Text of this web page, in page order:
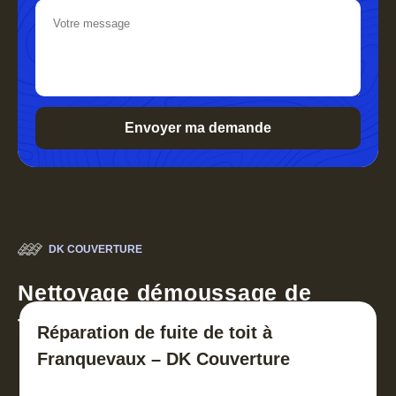
DK COUVERTURE
Nettoyage démoussage de
toiture 30
Réparation de fuite de toit à
Franquevaux – DK Couverture